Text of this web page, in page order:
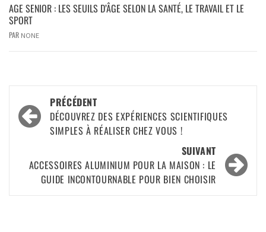
AGE SENIOR : LES SEUILS D’ÂGE SELON LA SANTÉ, LE TRAVAIL ET LE
SPORT
PAR NONE
PRÉCÉDENT
DÉCOUVREZ DES EXPÉRIENCES SCIENTIFIQUES
SIMPLES À RÉALISER CHEZ VOUS !
SUIVANT
ACCESSOIRES ALUMINIUM POUR LA MAISON : LE
GUIDE INCONTOURNABLE POUR BIEN CHOISIR